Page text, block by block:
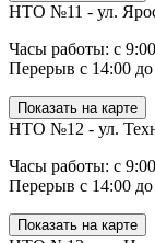
НТО №11 - ул.
Часы работы: с
Перерыв с 14:00
Показать на карте
НТО №12 - ул.
Часы работы: с
Перерыв с 14:00
Показать на карте